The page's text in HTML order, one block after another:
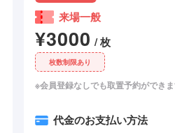
来場一般
¥3000 / 枚
枚数制限あり
※会員登録なしでも取置予約ができま
代金のお支払い方法